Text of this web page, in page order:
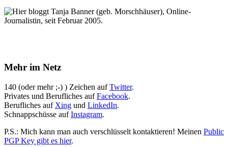
Hier bloggt Tanja Banner (geb. Morschhäuser), Online-
Journalistin, seit Februar 2005.
Mehr im Netz
140 (oder mehr ;-) ) Zeichen aufTwitter.
Privates und Berufliches aufFacebook.
Berufliches auf Xing und LinkedIn.
Schnappschüsse aufInstagram.
P.S.: Mich kann man auch verschlüsselt kontaktieren! Meinen Public
PGP Key gibt es hier.